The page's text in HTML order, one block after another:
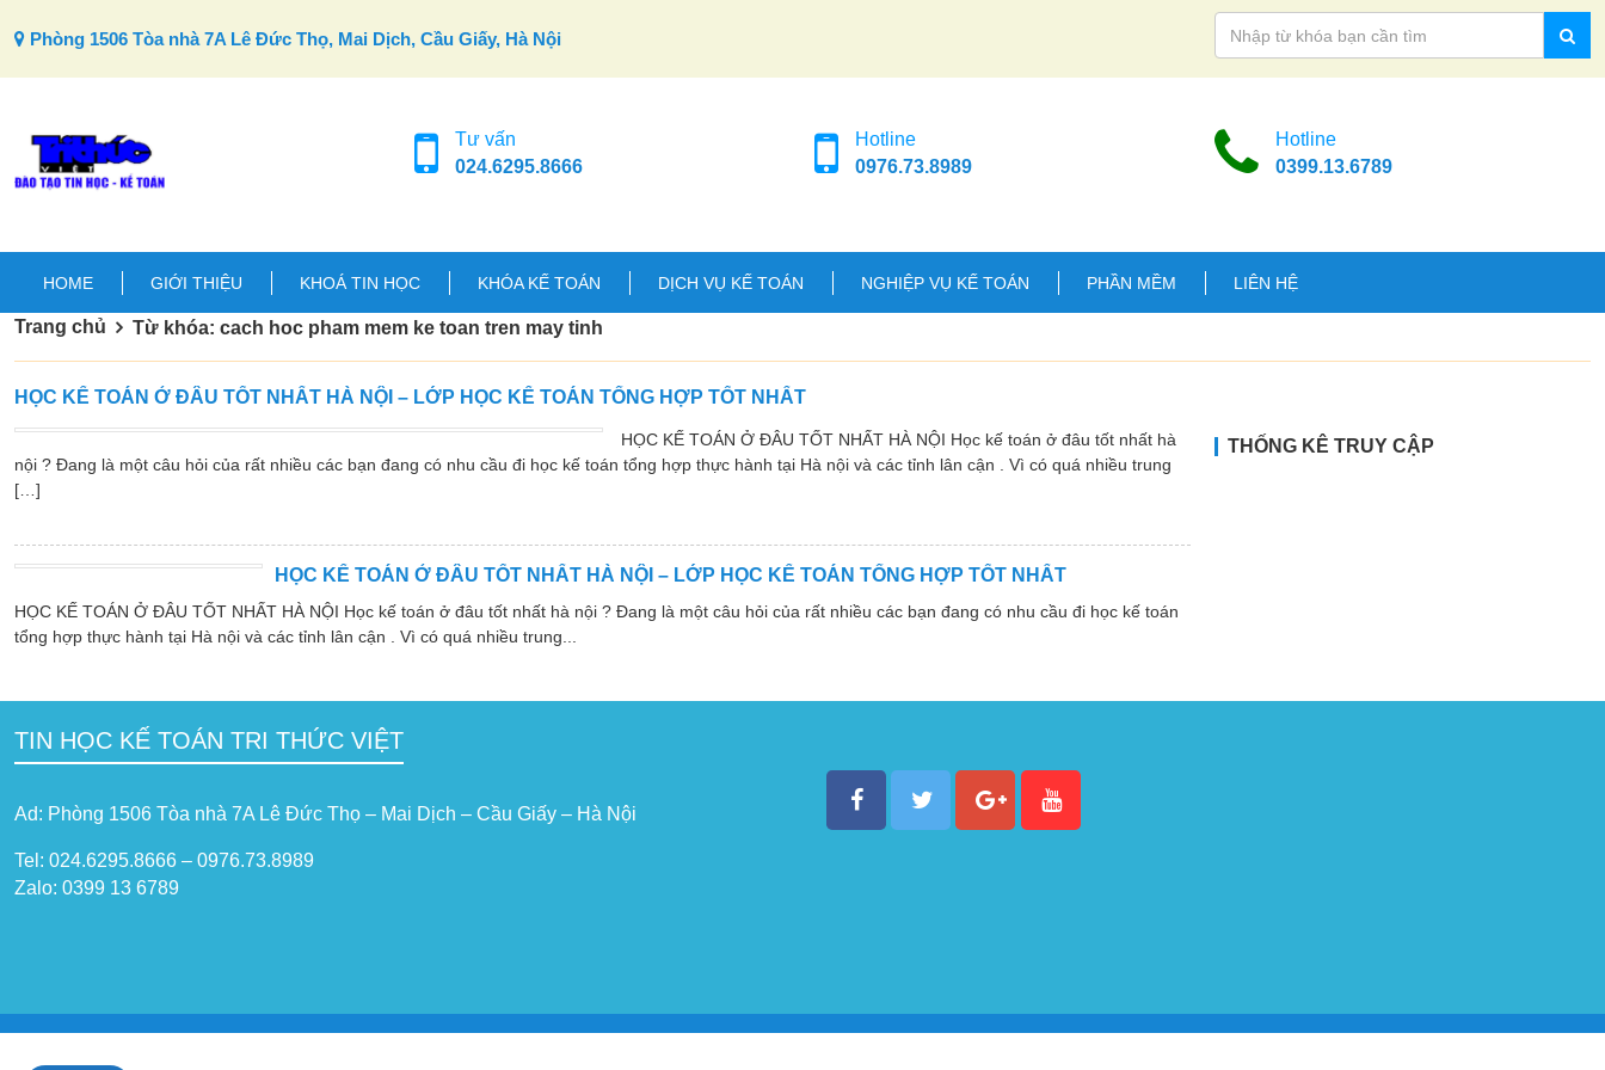
Phòng 1506 Tòa nhà 7A Lê Đức Thọ, Mai Dịch, Cầu Giấy, Hà Nội
Tư vấn
024.6295.8666
Hotline
0976.73.8989
Hotline
0399.13.6789
HOME GIỚI THIỆU KHOÁ TIN HỌC KHÓA KẾ TOÁN DỊCH VỤ KẾ TOÁN NGHIỆP VỤ KẾ TOÁN PHẦN MỀM LIÊN HỆ
Trang chủ Từ khóa: cach hoc pham mem ke toan tren may tinh
HỌC KẾ TOÁN Ở ĐÂU TỐT NHẤT HÀ NỘI – LỚP HỌC KẾ TOÁN TỔNG HỢP TỐT NHẤT
HỌC KẾ TOÁN Ở ĐÂU TỐT NHẤT HÀ NỘI Học kế toán ở đâu tốt nhất hà
nội ? Đang là một câu hỏi của rất nhiều các bạn đang có nhu cầu đi học kế toán tổng hợp thực hành tại Hà nội và các tỉnh lân cận . Vì có quá nhiều trung
[…]
HỌC KẾ TOÁN Ở ĐÂU TỐT NHẤT HÀ NỘI – LỚP HỌC KẾ TOÁN TỔNG HỢP TỐT NHẤT
HỌC KẾ TOÁN Ở ĐÂU TỐT NHẤT HÀ NỘI Học kế toán ở đâu tốt nhất hà nội ? Đang là một câu hỏi của rất nhiều các bạn đang có nhu cầu đi học kế toán
tổng hợp thực hành tại Hà nội và các tỉnh lân cận . Vì có quá nhiều trung...
THỐNG KÊ TRUY CẬP
TIN HỌC KẾ TOÁN TRI THỨC VIỆT
Ad: Phòng 1506 Tòa nhà 7A Lê Đức Thọ – Mai Dịch – Cầu Giấy – Hà Nội
Tel: 024.6295.8666 – 0976.73.8989
Zalo: 0399 13 6789